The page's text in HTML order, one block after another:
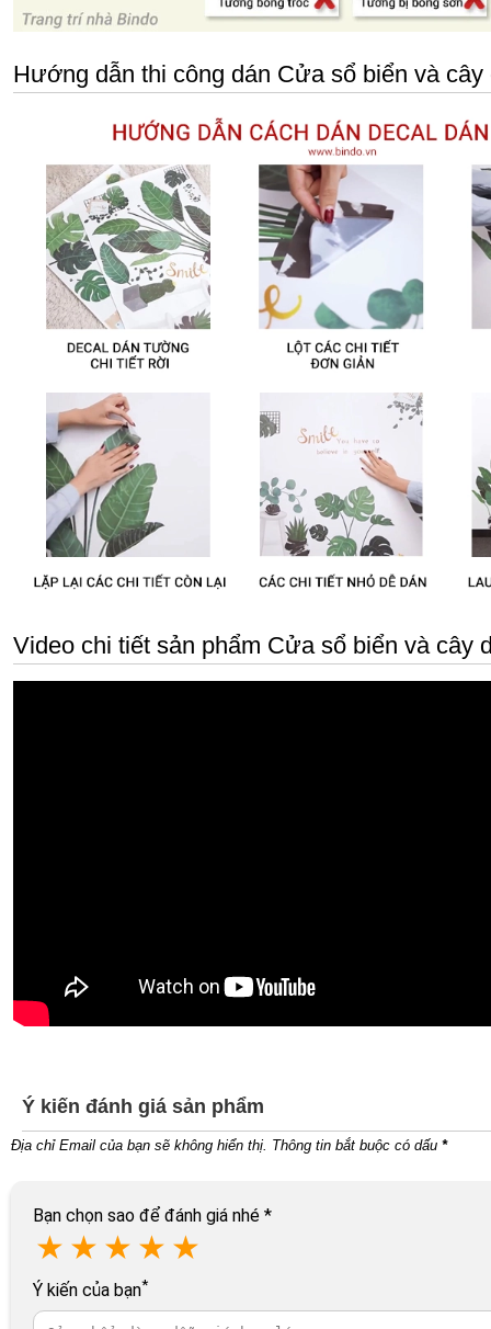
Hướng dẫn thi công dán Cửa sổ biển và
Video chi tiết sản phẩm Cửa sổ biển và cây
Ý kiến đánh giá sản phẩm
Địa chỉ Email của bạn sẽ không hiển thị. Thông tin bắt buộc có dấu *
Bạn chọn sao để đánh giá nhé *
★ ★ ★ ★ ★
Ý kiến của bạn*